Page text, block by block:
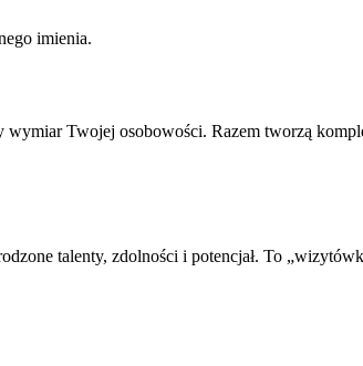
imienia.
Twojej osobowości. Razem tworzą
talenty, zdolności i potencjał. To